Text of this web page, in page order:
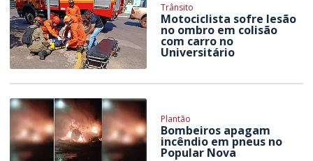
Trânsito
Motociclista sofre lesão
no ombro em colisão
com carro no
Universitário
Plantão
Bombeiros apagam
incêndio em pneus no
Popular Nova